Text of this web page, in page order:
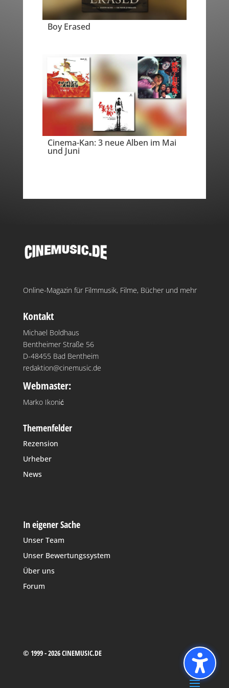
Boy Erased
Cinema-Kan: 3 neue Alben im Mai
und Juni
Online-Magazin für Filmmusik, Filme, Bücher und mehr
Kontakt
Michael Boldhaus
Bentheimer Straße 56
D-48455 Bad Bentheim
redaktion@cinemusic.de
Webmaster:
Marko Ikonić
Themenfelder
Rezension
Urheber
News
In eigener Sache
Unser Team
Unser Bewertungssystem
Über uns
Forum
© 1999 - 2026 CINEMUSIC.DE